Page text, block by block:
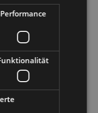
Performance